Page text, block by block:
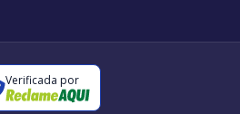
Verificada por